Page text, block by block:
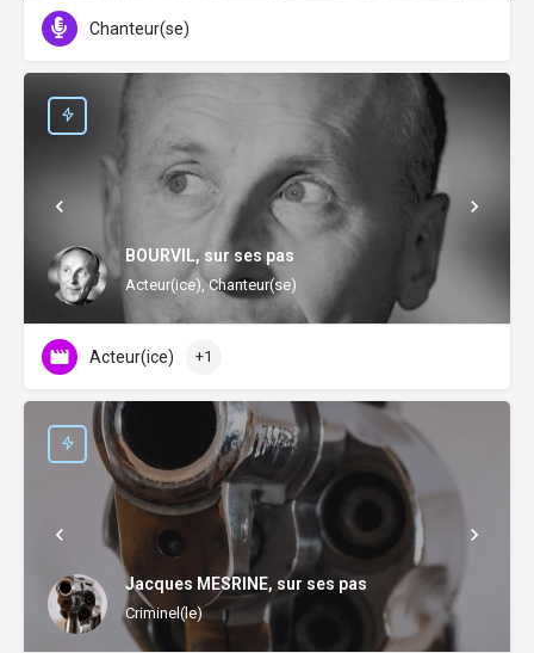
Chanteur(se)
BOURVIL, sur ses pas
Acteur(ice), Chanteur(se)
Acteur(ice) +1
Jacques MESRINE, sur ses pas
Criminel(le)